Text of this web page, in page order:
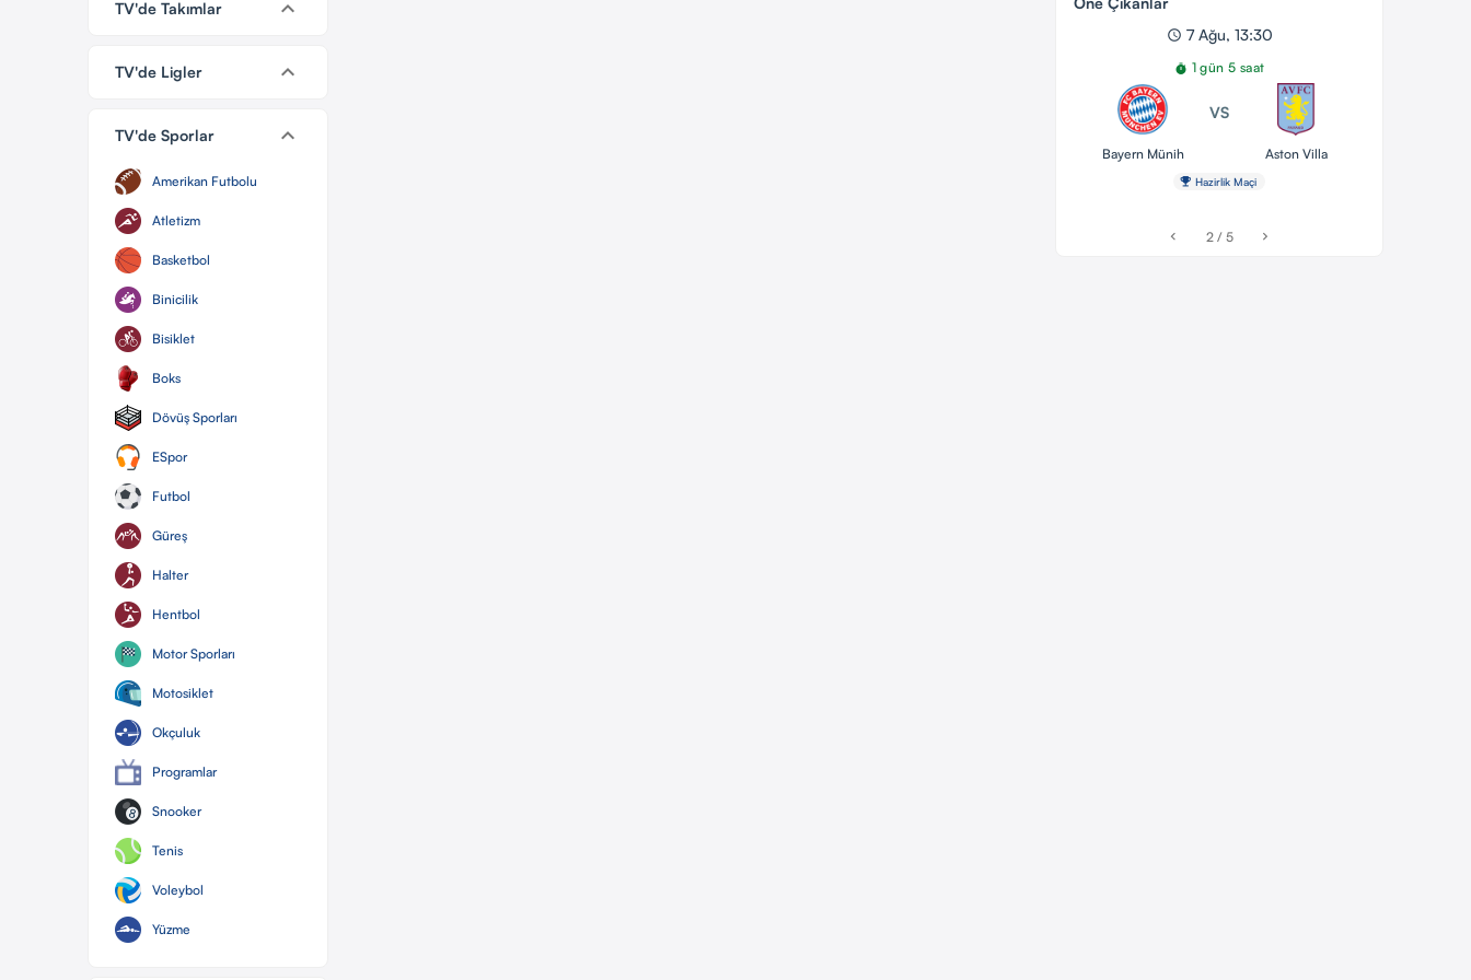
TV'de Takımlar keyboard_arrow_down
TV'de Ligler keyboard_arrow_down
TV'de Sporlar keyboard_arrow_down
Amerikan Futbolu
Atletizm
Basketbol
Binicilik
Bisiklet
Boks
Dövüş Sporları
ESpor
Futbol
Güreş
Halter
Hentbol
Motor Sporları
Motosiklet
Okçuluk
Programlar
Snooker
Tenis
Voleybol
Yüzme
schedule 7 Ağu, 13:30
timer 1 gün 5 saat
Bayern Münih
VS
Aston Villa
emoji_events Hazirlik Maçi
chevron_left 2 / 5 chevron_right